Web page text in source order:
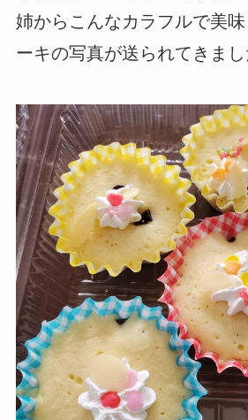
姉からこんなカラフルで美
ーキの写真が送られてきまし